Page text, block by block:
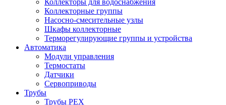
Коллекторные группы
Насосно-смесительные узлы
Шкафы коллекторные
Терморегулирующие группы и устройства
Автоматика
Модули управления
Термостаты
Датчики
Сервоприводы
Трубы
Трубы PEX